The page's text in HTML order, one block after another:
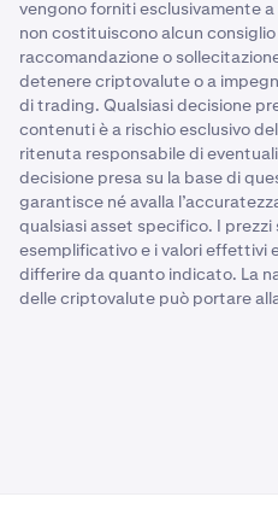
vengono forniti esclusivamente
non costituiscono alcun
raccomandazione o
detenere criptovalute o a
di trading. Qualsiasi decisione
contenuti è a rischio esclusivo
ritenuta responsabile di
decisione presa su la base di
garantisce né avalla
qualsiasi asset specifico. I
esemplificativo e i valori effettivi
differire da quanto indicato. La
delle criptovalute può portare